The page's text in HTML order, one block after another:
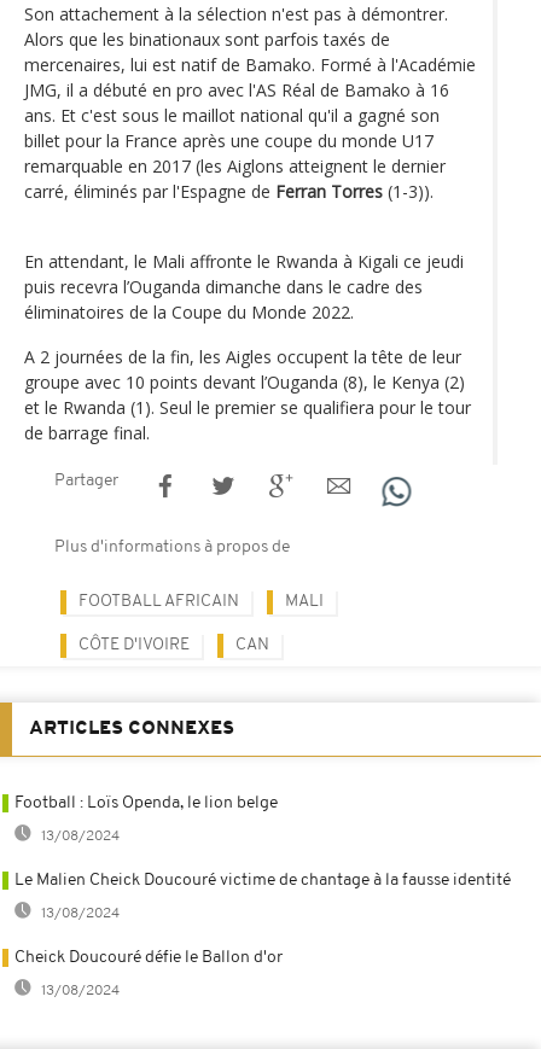
Son attachement à la sélection n'est pas à démontrer.
Alors que les binationaux sont parfois taxés de
mercenaires, lui est natif de Bamako. Formé à l'Académie
JMG, il a débuté en pro avec l'AS Réal de Bamako à 16
ans. Et c'est sous le maillot national qu'il a gagné son
billet pour la France après une coupe du monde U17
remarquable en 2017 (les Aiglons atteignent le dernier
carré, éliminés par l'Espagne de Ferran Torres (1-3)).
En attendant, le Mali affronte le Rwanda à Kigali ce jeudi
puis recevra l’Ouganda dimanche dans le cadre des
éliminatoires de la Coupe du Monde 2022.
A 2 journées de la fin, les Aigles occupent la tête de leur
groupe avec 10 points devant l’Ouganda (8), le Kenya (2)
et le Rwanda (1). Seul le premier se qualifiera pour le tour
de barrage final.
Partager
Plus d'informations à propos de
FOOTBALL AFRICAIN MALI
CÔTE D'IVOIRE CAN
ARTICLES CONNEXES
Football : Loïs Openda, le lion belge
13/08/2024
Le Malien Cheick Doucouré victime de chantage à la fausse identité
13/08/2024
Cheick Doucouré défie le Ballon d'or
13/08/2024